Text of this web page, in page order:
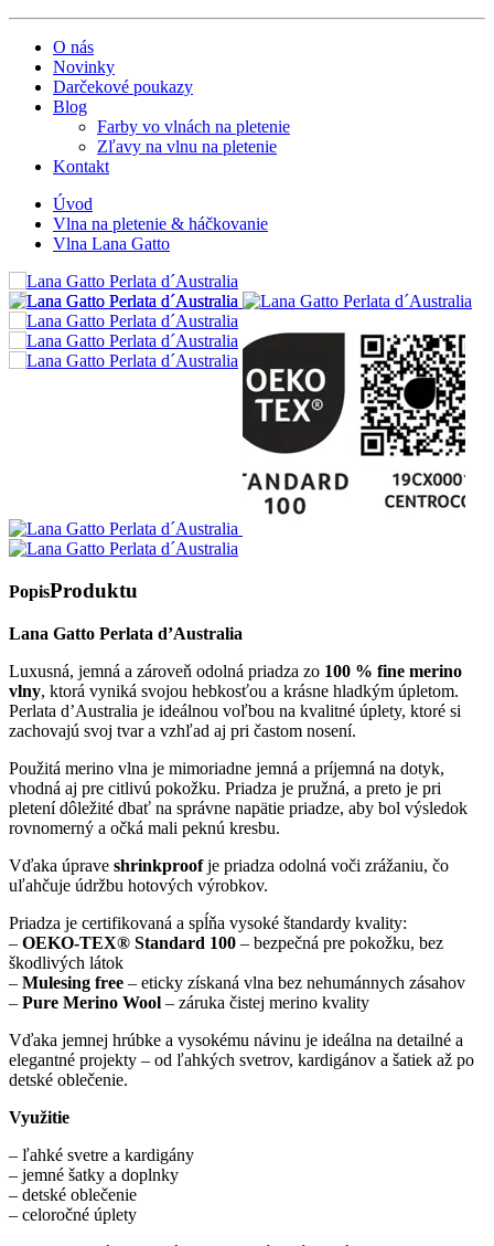
O nás
Novinky
Darčekové poukazy
Blog
Farby vo vlnách na pletenie
Zľavy na vlnu na pletenie
Kontakt
Úvod
Vlna na pletenie & háčkovanie
Vlna Lana Gatto
PopisProduktu
Lana Gatto Perlata d’Australia
Luxusná, jemná a zároveň odolná priadza zo 100 % fine merino
vlny, ktorá vyniká svojou hebkosťou a krásne hladkým úpletom.
Perlata d’Australia je ideálnou voľbou na kvalitné úplety, ktoré si
zachovajú svoj tvar a vzhľad aj pri častom nosení.
Použitá merino vlna je mimoriadne jemná a príjemná na dotyk,
vhodná aj pre citlivú pokožku. Priadza je pružná, a preto je pri
pletení dôležité dbať na správne napätie priadze, aby bol výsledok
rovnomerný a očká mali peknú kresbu.
Vďaka úprave shrinkproofje priadza odolná voči zrážaniu, čo
uľahčuje údržbu hotových výrobkov.
Priadza je certifikovaná a spĺňa vysoké štandardy kvality:
– OEKO-TEX® Standard 100 – bezpečná pre pokožku, bez
škodlivých látok
– Mulesing free – eticky získaná vlna bez nehumánnych zásahov
– Pure Merino Wool – záruka čistej merino kvality
Vďaka jemnej hrúbke a vysokému návinu je ideálna na detailné a
elegantné projekty – od ľahkých svetrov, kardigánov a šatiek až po
detské oblečenie.
Využitie
– ľahké svetre a kardigány
– jemné šatky a doplnky
– detské oblečenie
– celoročné úplety